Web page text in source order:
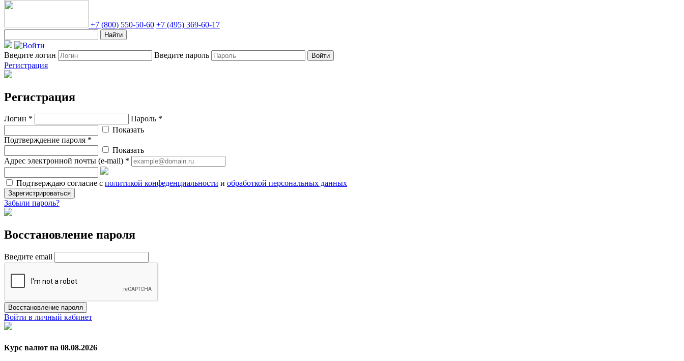
+7 (800) 550-50-60 +7 (495) 369-60-17
Найти
Введите логин Введите пароль Войти
Регистрация
Регистрация
Логин *
Пароль *
Показать
Подтверждение пароля *
Показать
Адрес электронной почты (e-mail) *
Подтверждаю согласие с политикой конфеденциальности и обработкой персональных данных
Зарегистрироваться
Забыли пароль?
Восстановление пароля
Введите email
Восстановление пароля
Войти в личный кабинет
Курс валют на 08.08.2026